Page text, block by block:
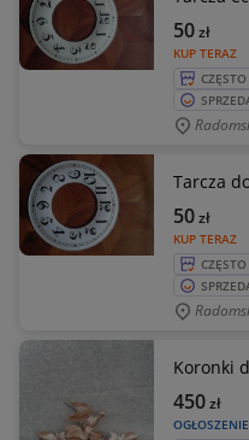
KUP TERAZ
50zł
CZĘSTO
Tarcza
KUP TERAZ
50zł
CZĘSTO
Koronki
OGŁOSZENIE
450zł